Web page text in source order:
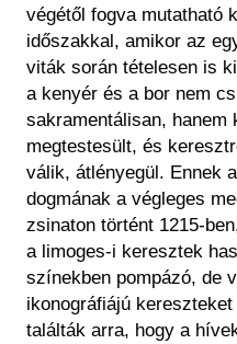
végétől fogva mutatható
időszakkal, amikor az
viták során tételesen is
a kenyér és a bor nem
sakramentálisan, hanem
megtestesült, és
válik, átlényegül. Ennek
dogmának a végleges
zsinaton történt 1215-
a limoges-i keresztek
színekben pompázó, de
ikonográfiájú
találták arra, hogy a